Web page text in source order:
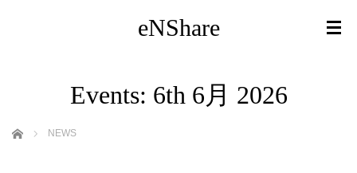
eNShare
Events: 6th 6月 2026
ホーム NEWS